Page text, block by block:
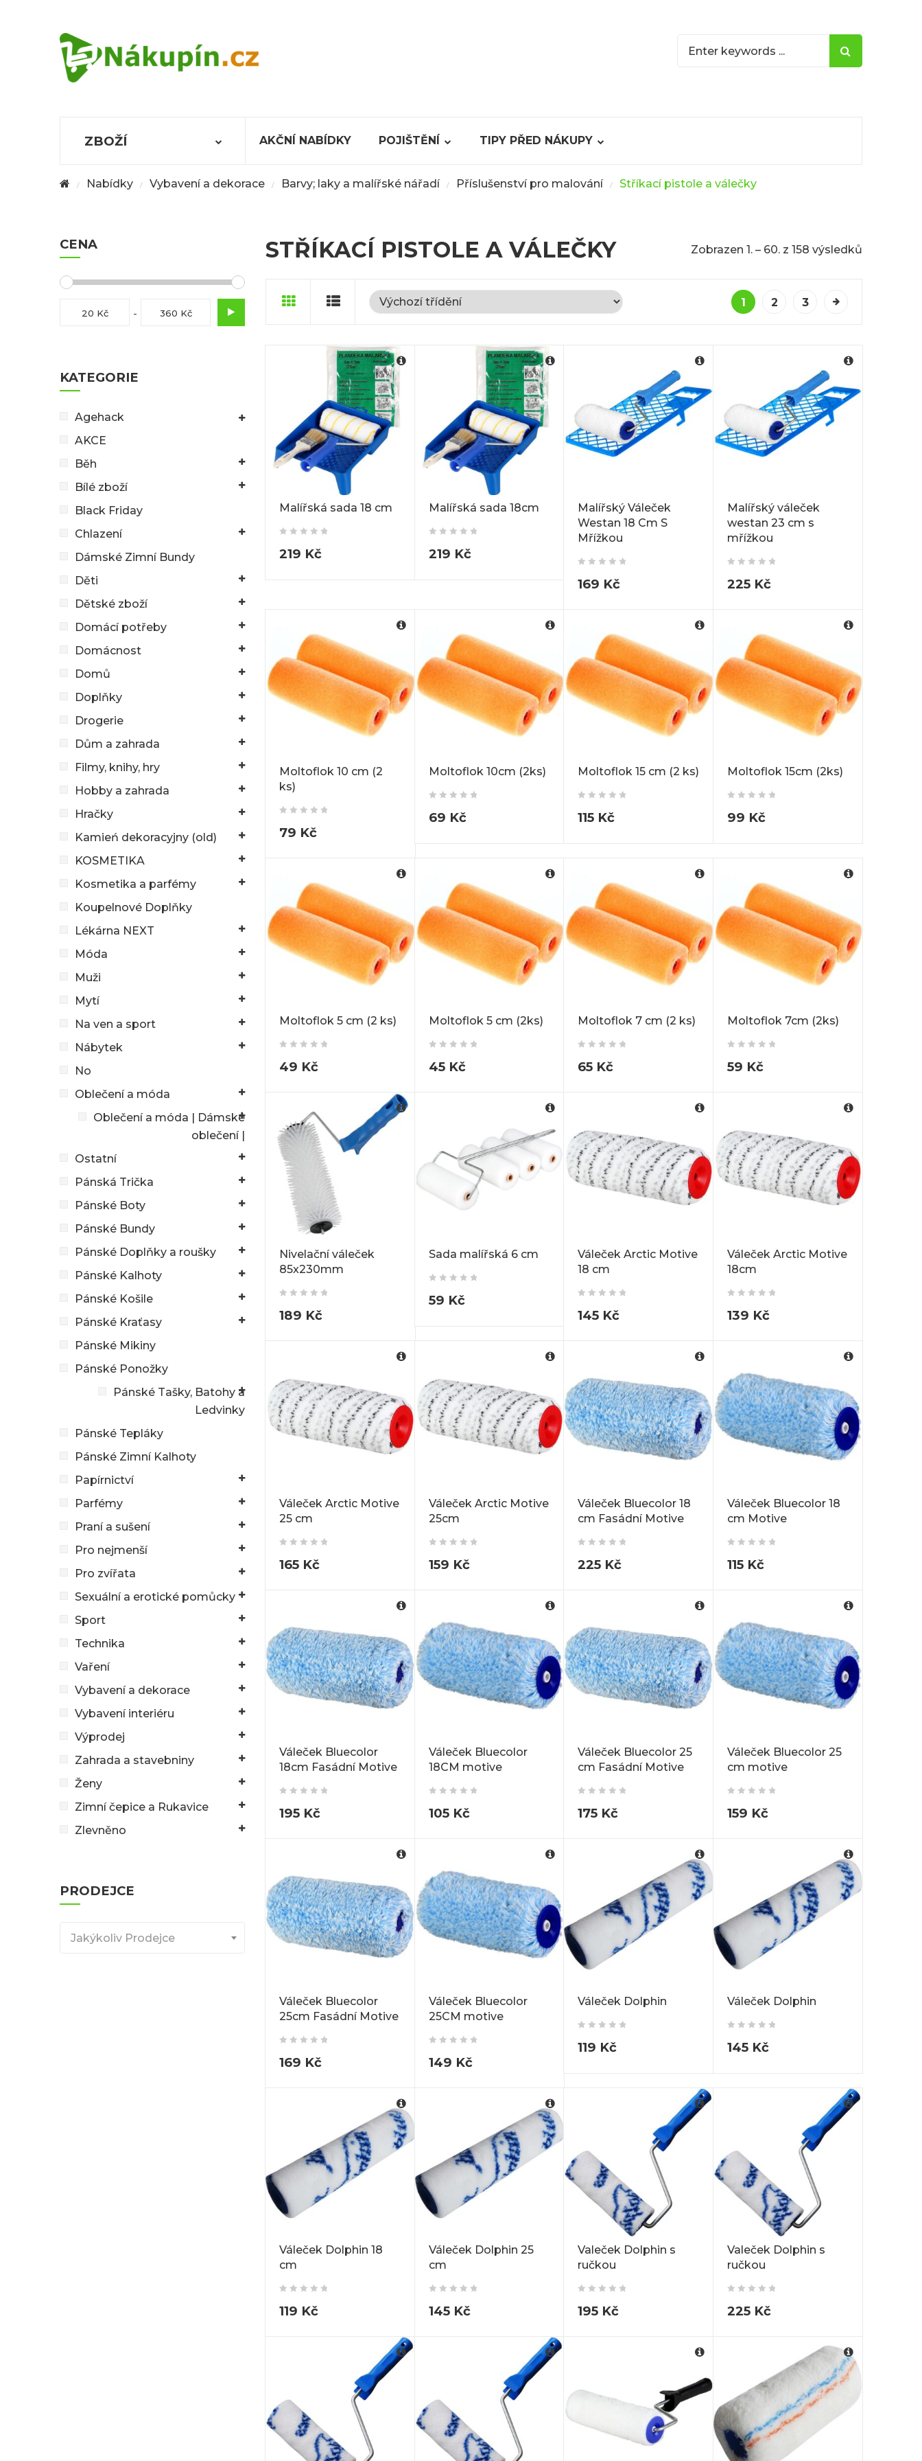
ZBOŽÍ AKČNÍ NABÍDKY POJIŠTĚNÍ TIPY PŘED NÁKUPY
/ Nabídky / Vybavení a dekorace / Barvy; laky a malířské nářadí / Příslušenství pro malování / Stříkací pistole a válečky
CENA
20 Kč 360 Kč
KATEGORIE
Agehack
AKCE
Běh
Bílé zboží
Black Friday
Chlazení
Dámské Zimní Bundy
Děti
Dětské zboží
Domácí potřeby
Domácnost
Domů
Doplňky
Drogerie
Dům a zahrada
Filmy, knihy, hry
Hobby a zahrada
Hračky
Kamień dekoracyjny (old)
KOSMETIKA
Kosmetika a parfémy
Koupelnové Doplňky
Lékárna NEXT
Móda
Muži
Mytí
Na ven a sport
Nábytek
No
Oblečení a móda
Oblečení a móda | Dámské
oblečení |
Ostatní
Pánská Trička
Pánské Boty
Pánské Bundy
Pánské Doplňky a roušky
Pánské Kalhoty
Pánské Košile
Pánské Kraťasy
Pánské Mikiny
Pánské Ponožky
Pánské Tašky, Batohy a
Ledvinky
Pánské Tepláky
Pánské Zimní Kalhoty
Papírnictví
Parfémy
Praní a sušení
Pro nejmenší
Pro zvířata
Sexuální a erotické pomůcky
Sport
Technika
Vaření
Vybavení a dekorace
Vybavení interiéru
Výprodej
Zahrada a stavebniny
Ženy
Zimní čepice a Rukavice
Zlevněno
PRODEJCE
Jakýkoliv Prodejce
STŘÍKACÍ PISTOLE A VÁLEČKY Zobrazen 1. – 60. z 158 výsledků
1 2 3
Malířská sada 18 cm
219 Kč
Malířská sada 18cm
219 Kč
Malířský Váleček
Westan 18 Cm S
Mřížkou
169 Kč
Malířský váleček
westan 23 cm s
mřížkou
225 Kč
Moltoflok 10 cm (2
ks)
79 Kč
Moltoflok 10cm (2ks)
69 Kč
Moltoflok 15 cm (2 ks)
115 Kč
Moltoflok 15cm (2ks)
99 Kč
Moltoflok 5 cm (2 ks)
49 Kč
Moltoflok 5 cm (2ks)
45 Kč
Moltoflok 7 cm (2 ks)
65 Kč
Moltoflok 7cm (2ks)
59 Kč
Nivelační váleček
85x230mm
189 Kč
Sada malířská 6 cm
59 Kč
Váleček Arctic Motive
18 cm
145 Kč
Váleček Arctic Motive
18cm
139 Kč
Váleček Arctic Motive
25 cm
165 Kč
Váleček Arctic Motive
25cm
159 Kč
Váleček Bluecolor 18
cm Fasádní Motive
225 Kč
Váleček Bluecolor 18
cm Motive
115 Kč
Váleček Bluecolor
18cm Fasádní Motive
195 Kč
Váleček Bluecolor
18CM motive
105 Kč
Váleček Bluecolor 25
cm Fasádní Motive
175 Kč
Váleček Bluecolor 25
cm motive
159 Kč
Váleček Bluecolor
25cm Fasádní Motive
169 Kč
Váleček Bluecolor
25CM motive
149 Kč
Váleček Dolphin
119 Kč
Váleček Dolphin
145 Kč
Váleček Dolphin 18
cm
119 Kč
Váleček Dolphin 25
cm
145 Kč
Valeček Dolphin s
ručkou
195 Kč
Valeček Dolphin s
ručkou
225 Kč